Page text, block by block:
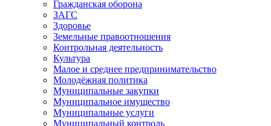
Гражданская оборона
ЗАГС
Здоровье
Земельные правоотношения
Контрольная деятельность
Культура
Малое и среднее предпринимательство
Молодёжная политика
Муниципальные закупки
Муниципальное имущество
Муниципальные услуги
Муниципальный контроль